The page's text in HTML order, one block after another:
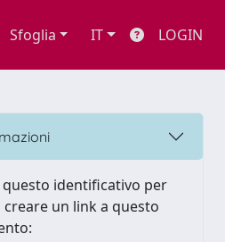
Sfoglia IT LOGIN
questo identificativo per
creare un link a questo